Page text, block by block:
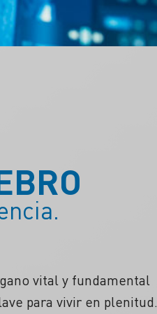
vital y fundamental
para vivir en plenitud.